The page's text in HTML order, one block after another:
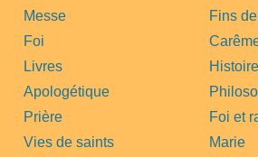
Messe
Foi
Livres
Apologétique
Prière
Vies de saints
Fins
Foi et
Marie